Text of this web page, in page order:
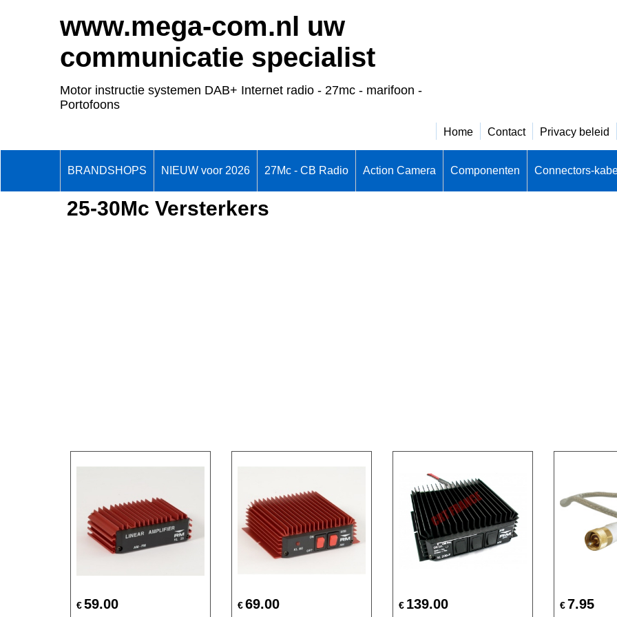
www.mega-com.nl uw
communicatie specialist
Motor instructie systemen DAB+ Internet radio - 27mc - marifoon -
Portofoons
Home Contact Privacy beleid
BRANDSHOPS NIEUW voor 2026 27Mc - CB Radio Action Camera Componenten Connectors-
25-30Mc Versterkers
€59.00 €69.00 € 139.00 €7.95